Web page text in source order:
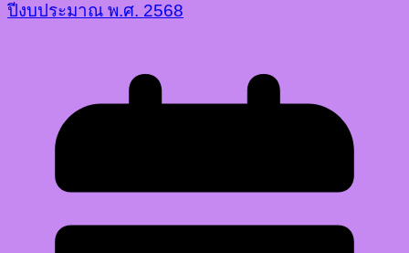
ปีงบประมาณ พ.ศ. 2568